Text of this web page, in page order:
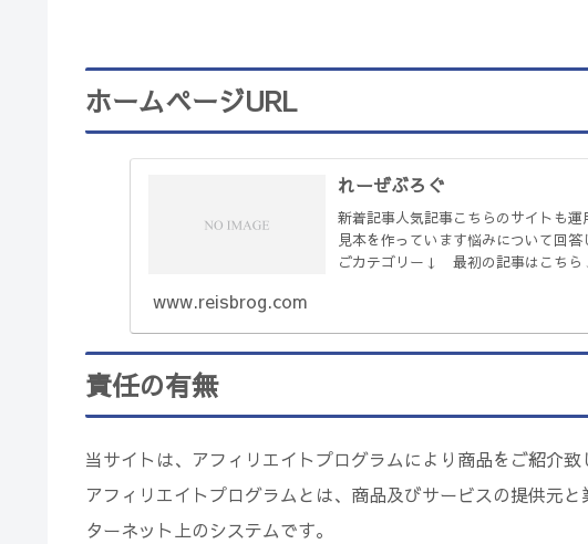
ホームページURL
れーぜぶろぐ
新着記事人気記事こちらのサイトも
見本を作っています悩みについて回
ごカテゴリー↓ 最初の記事はこちら
www.reisbrog.com
責任の有無
当サイトは、アフィリエイトプログラムにより商品をご紹介致
アフィリエイトプログラムとは、商品及びサービスの提供元
ターネット上のシステムです。